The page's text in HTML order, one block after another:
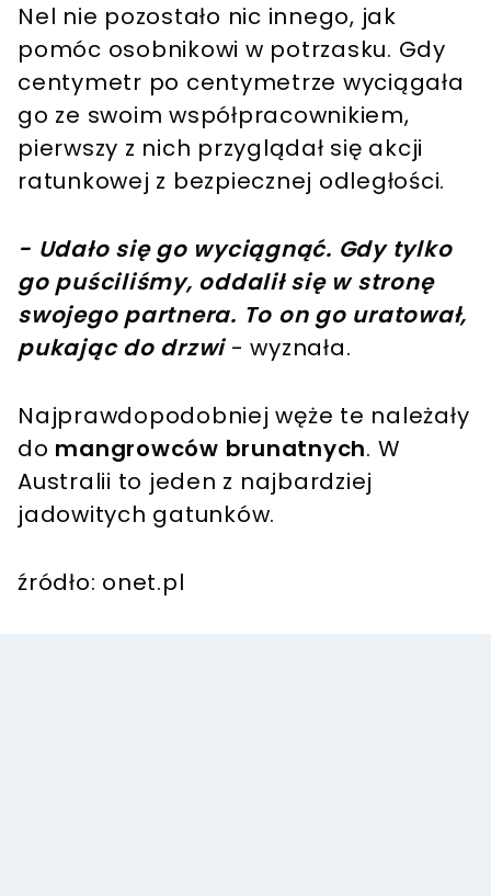
Nel nie pozostało nic innego, jak
pomóc osobnikowi w potrzasku. Gdy
centymetr po centymetrze wyciągała
go ze swoim współpracownikiem,
pierwszy z nich przyglądał się akcji
ratunkowej z bezpiecznej odległości.
- Udało się go wyciągnąć. Gdy tylko
go puściliśmy, oddalił się w stronę
swojego partnera. To on go uratował,
pukając do drzwi - wyznała.
Najprawdopodobniej węże te należały
do mangrowców brunatnych. W
Australii to jeden z najbardziej
jadowitych gatunków.
źródło: onet.pl